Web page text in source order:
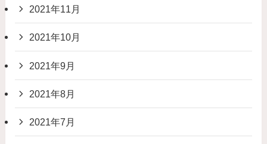
2021年11月
2021年10月
2021年9月
2021年8月
2021年7月